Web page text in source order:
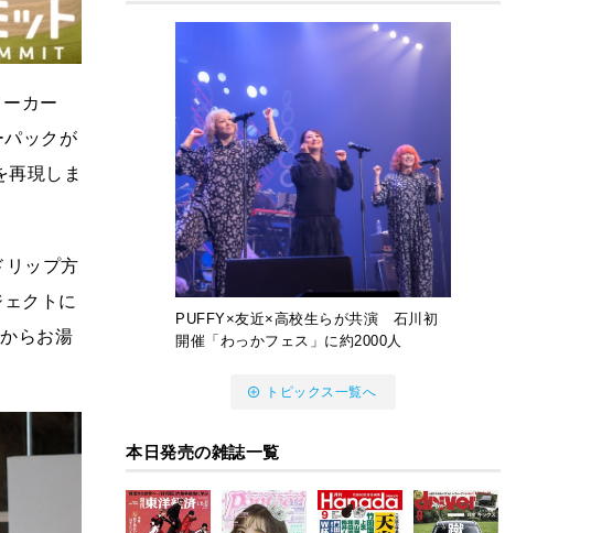
カー
パックが
再現しま
リップ方
クトに
らお湯
PUFFY×友近×高校生らが共演 石川初
開催「わっかフェス」に約2000人
トピックス一覧へ
本日発売の雑誌一覧